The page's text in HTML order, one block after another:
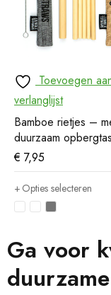
Toevoegen
verlanglijst
Bamboe rietjes –
duurzaam
van 6)
€ 7,95
Opties selecteren
Ga voor